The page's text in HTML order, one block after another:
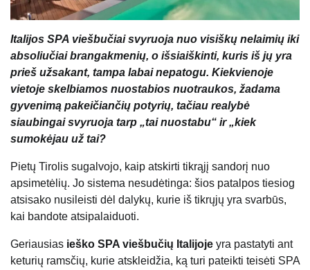
Italijos SPA viešbučiai svyruoja nuo visiškų nelaimių iki
absoliučiai brangakmenių, o išsiaiškinti, kuris iš jų yra
prieš užsakant, tampa labai nepatogu. Kiekvienoje
vietoje skelbiamos nuostabios nuotraukos, žadama
gyvenimą pakeičiančių potyrių, tačiau realybė
siaubingai svyruoja tarp „tai nuostabu“ ir „kiek
sumokėjau už tai?
Pietų Tirolis sugalvojo, kaip atskirti tikrąjį sandorį nuo
apsimetėlių. Jo sistema nesudėtinga: šios patalpos tiesiog
atsisako nusileisti dėl dalykų, kurie iš tikrųjų yra svarbūs,
kai bandote atsipalaiduoti.
Geriausias ieško SPA viešbučių Italijoje yra pastatyti ant
keturių ramsčių, kurie atskleidžia, ką turi pateikti teisėti SPA